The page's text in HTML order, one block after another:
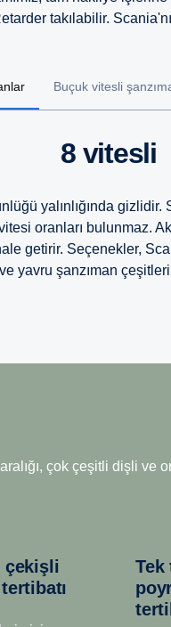
takılabilir.
Buçuk vitesli
8 vitesli
yalınlığında
oranları bulunmaz.
getirir. Seçenekler,
ve yavru şanzıman
gelecek biçimde
için
500 ve 540 bg motorlarda
ve mükemmel
test döneminin
daha geniş dişli adımı
yakıt tasarrufu
bir milyon km'ye
tümü, toplam işletim
çok çeşitli dişli ve
Tek tekerlekten çekişli